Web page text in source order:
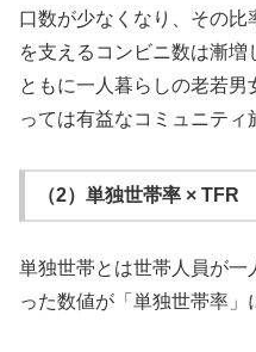
口数が少なくなり、その
を支えるコンビニ数は漸
ともに一人暮らしの老若男
っては有益なコミュニティ
（2）単独世帯率 × TFR
単独世帯とは世帯人員が一
った数値が「単独世帯率」